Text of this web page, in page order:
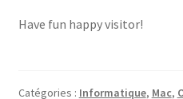
Have fun happy visitor!
Catégories : Informatique, Mac,